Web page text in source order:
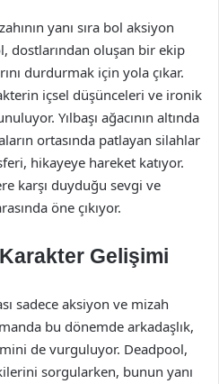
yanı sıra bol aksiyon
dostlarından oluşan bir ekip
durdurmak için yola çıkar.
içsel düşünceleri ve ironik
Yılbaşı ağacının altında
ortasında patlayan silahlar
hikayeye hareket katıyor.
karşı duyduğu sevgi ve
öne çıkıyor.
Karakter Gelişimi
sadece aksiyon ve mizah
bu dönemde arkadaşlık,
de vurguluyor. Deadpool,
sorgularken, bunun yanı